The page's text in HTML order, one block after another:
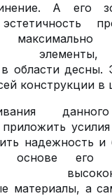
А его
эстетичность
в области десны.
конструкции в
приложить
надежность и
основе его
материалы, а